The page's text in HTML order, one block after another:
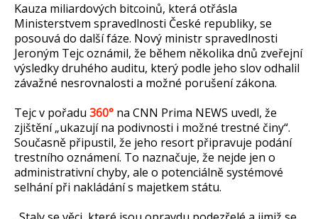
Kauza miliardových bitcoinů, která otřásla
Ministerstvem spravedlnosti České republiky, se
posouvá do další fáze. Nový ministr spravedlnosti
Jeroným Tejc oznámil, že během několika dnů zveřejní
výsledky druhého auditu, který podle jeho slov odhalil
závažné nesrovnalosti a možné porušení zákona.
Tejc v pořadu 360° na CNN Prima NEWS uvedl, že
zjištění „ukazují na podivnosti i možné trestné činy“.
Současně připustil, že jeho resort připravuje podání
trestního oznámení. To naznačuje, že nejde jen o
administrativní chyby, ale o potenciálně systémové
selhání při nakládání s majetkem státu.